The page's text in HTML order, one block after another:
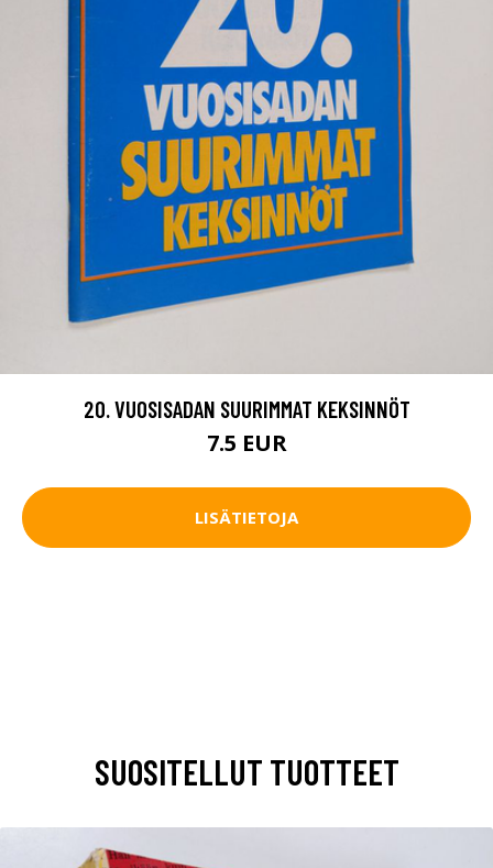
20. VUOSISADAN SUURIMMAT KEKSINNÖT
7.5 EUR
LISÄTIETOJA
SUOSITELLUT TUOTTEET